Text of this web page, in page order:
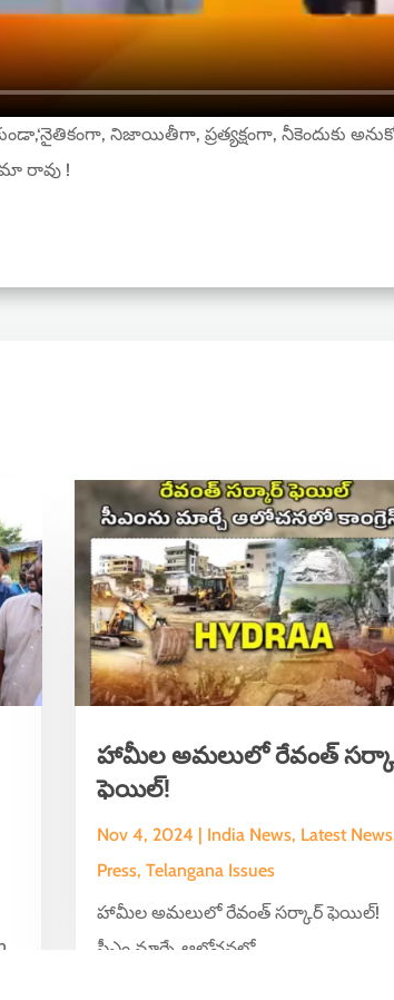
నిజాయితీగా, ప్రత్యక్షంగా, నీకెందుకు
రావు !
హామీల అమలులో రేవంత్
ఫెయిల్!
Nov 4, 2024 | India News, Latest News
Press,Telangana Issues
హామీల అమలులో రేవంత్ సర్కార్ ఫెయిల్!
సీఎం మార్చే ఆలోచనలో...